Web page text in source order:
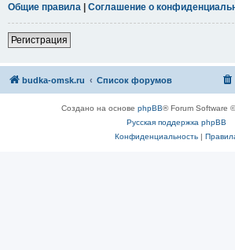
Общие правила | Соглашение о
Регистрация
budka-omsk.ru Список форумов
Создано на основе phpBB® Forum Software
Русская поддержка phpBB
Конфиденциальность|